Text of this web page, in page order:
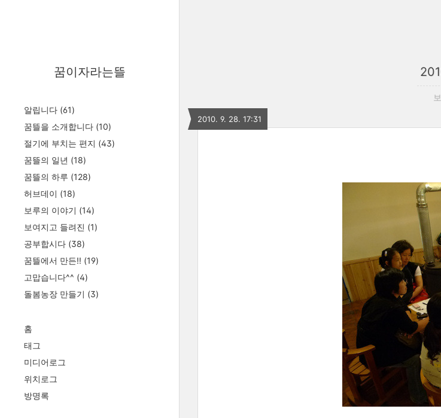
꿈이자라는뜰
알립니다 (61)
꿈뜰을 소개합니다 (10)
절기에 부치는 편지 (43)
꿈뜰의 일년 (18)
꿈뜰의 하루 (128)
허브데이 (18)
보루의 이야기 (14)
보여지고 들려진 (1)
공부합시다 (38)
꿈뜰에서 만든!! (19)
고맙습니다^^ (4)
돌봄농장 만들기 (3)
홈
태그
미디어로그
위치로그
방명록
2010. 9. 28. 17:31